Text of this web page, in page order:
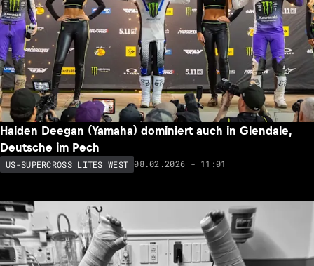
Haiden Deegan (Yamaha) dominiert auch in Glendale,
Deutsche im Pech
US-SUPERCROSS LITES WEST 08.02.2026 - 11:01